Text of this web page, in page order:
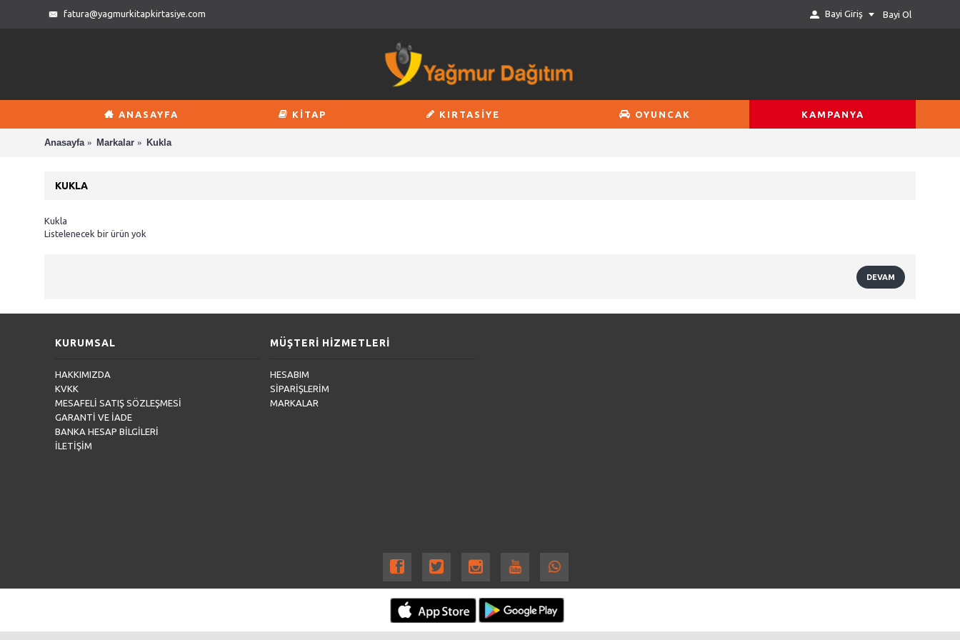
fatura@yagmurkitapkirtasiye.com Bayi Giriş Bayi Ol
ANASAYFA KİTAP KIRTASİYE OYUNCAK KAMPANYA
Anasayfa Markalar Kukla
KUKLA
Kukla
Listelenecek bir ürün yok
DEVAM
KURUMSAL
HAKKIMIZDA
KVKK
MESAFELİ SATIŞ SÖZLEŞMESİ
GARANTİ VE İADE
BANKA HESAP BİLGİLERİ
İLETİŞİM
MÜŞTERİ HİZMETLERİ
HESABIM
SİPARİŞLERİM
MARKALAR